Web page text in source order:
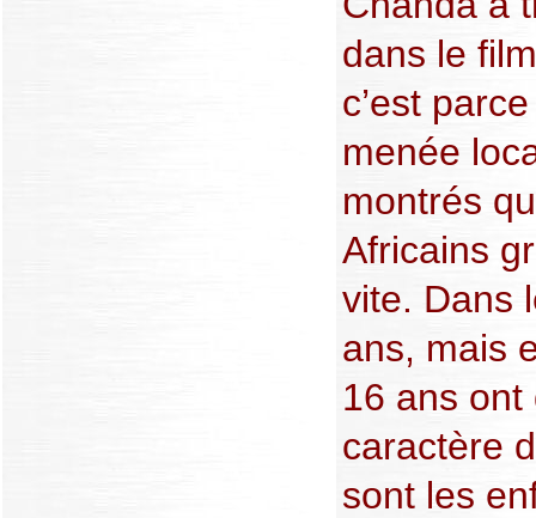
dans le
c’est
menée
montrés
Africains
vite. Dans
ans, mais
16 ans
caractère
sont les